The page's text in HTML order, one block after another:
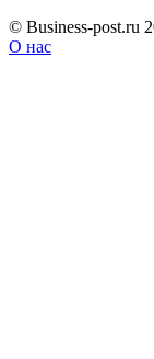
© Business-post.ru
О нас